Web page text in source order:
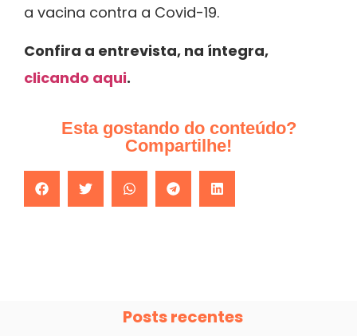
a vacina contra a Covid-19.
Confira a entrevista, na íntegra,
clicando aqui.
Esta gostando do conteúdo?
Compartilhe!
Posts recentes